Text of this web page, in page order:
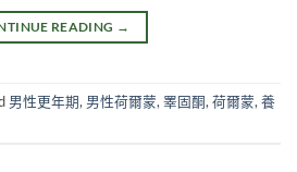
READING →
男性更年期, 男性荷爾蒙,睪固酮,荷爾蒙,養